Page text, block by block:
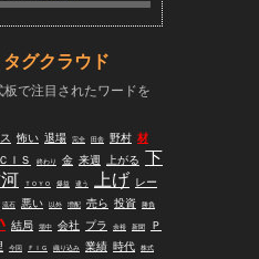
グクラウド
で注目されたワードを
怖い 退場 完全 田舎 野村 材
ＣＩＳ 終わり 金 来週 上がる 下
ＴＯＹＯ 爆益 違う 上げ レー
流石 悪い 以外 増配 売ら 投資 勝負
結局 場中 会社 プラ 余裕 新聞
Ｐ
今回 ＦＩＧ 織り込み 業績 時代 株式